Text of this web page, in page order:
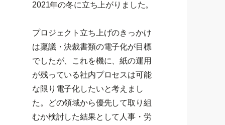
2021年の冬に立ち上がりました。
プロジェクト立ち上げのきっかけ
は稟議・決裁書類の電子化が目標
でしたが、これを機に、紙の運用
が残っている社内プロセスは可能
な限り電子化したいと考えまし
た。どの領域から優先して取り組
むか検討した結果として人事・労